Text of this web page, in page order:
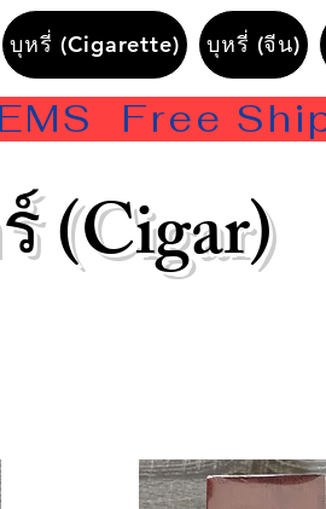
บุหรี่ (Cigarette) บุหรี่ (จีน)
(Cigar)